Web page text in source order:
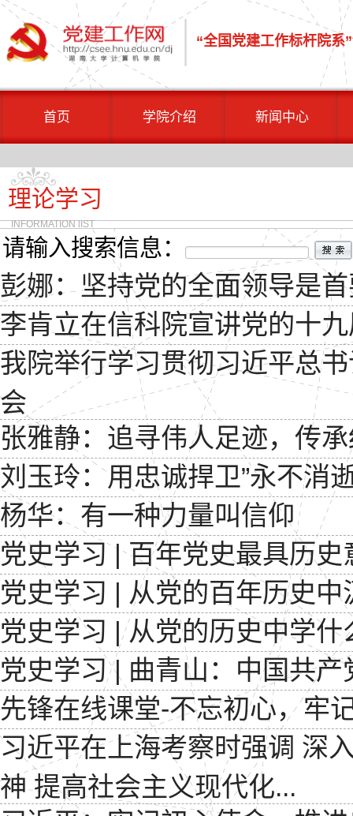
“全国党建工作标杆院系”
首页 学院介绍 新闻中心
理论学习
INFORMATION lIST
请输入搜索信息：
彭娜：坚持党的全面领导是
李肯立在信科院宣讲党的十
我院举行学习贯彻习近平总
会
张雅静：追寻伟人足迹，传
刘玉玲：用忠诚捍卫”永不
杨华：有一种力量叫信仰
党史学习 | 百年党史最具历
党史学习 | 从党的百年历史
党史学习 | 从党的历史中学什
党史学习 | 曲青山：中国共产
先锋在线课堂-不忘初心，牢
习近平在上海考察时强调 深
神 提高社会主义现代化...